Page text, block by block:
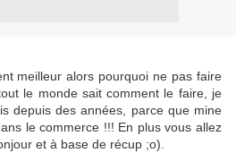
meilleur alors pourquoi ne pas faire
le monde sait comment le faire, je
depuis des années, parce que mine
le commerce !!! En plus vous allez
et à base de récup ;o).